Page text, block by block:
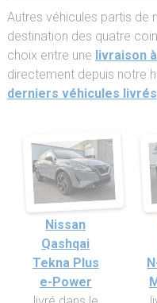
Autres véhicules partis de
destination des quatre
choix entre une livraison
directement depuis notre
derniers véhicules livrés
Nissan
Qashqai
Tekna Plus
e-Power